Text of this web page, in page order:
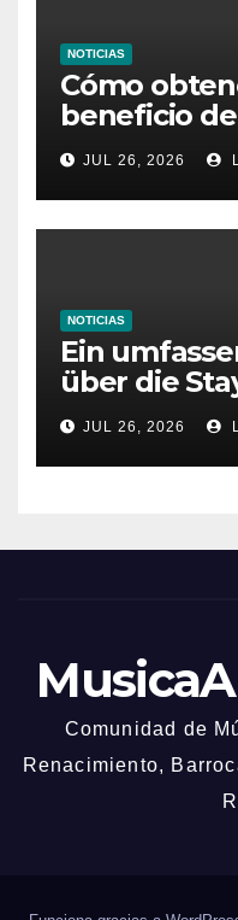
NOTICIAS
Cómo
beneficio
bonus
JUL 26, 2026
NOTICIAS
Ein
über die
JUL 26, 2026
Comunidad de
Renacimiento,